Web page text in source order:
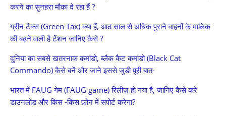
करने का सुनहरा मौका दे रहा हैं ?
ग्रीन टैक्स (Green Tax) क्या हैं, आठ साल से अधिक पुराने वाहनों के मालिक
की बढ़ने वाली है टेंशन जानिए कैसे ?
दुनिया का सबसे खतरनाक कमांडो, ब्लैक कैट कमांडो (Black Cat
Commando) कैसे बनें और जाने इससे जुडी पूरी बात-
भारत में FAUG गेम (FAUG game) रिलीज़ हो गया है, जानिए कैसे करे
डाउनलोड और किस -किस फ़ोन में सपोर्ट करेगा?